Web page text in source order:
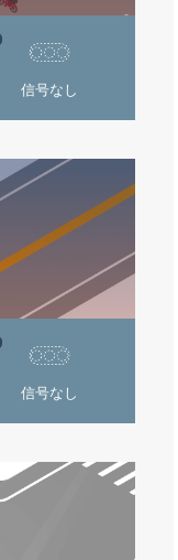
信号なし
信号なし